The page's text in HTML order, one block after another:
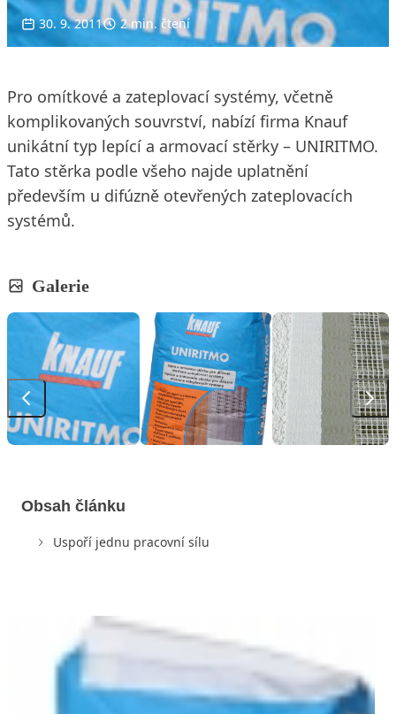
30. 9. 2011 2 min. čtení
Pro omítkové a zateplovací systémy, včetně
komplikovaných souvrství, nabízí firma Knauf
unikátní typ lepící a armovací stěrky – UNIRITMO.
Tato stěrka podle všeho najde uplatnění
především u difúzně otevřených zateplovacích
systémů.
Galerie
Obsah článku
Uspoří jednu pracovní sílu